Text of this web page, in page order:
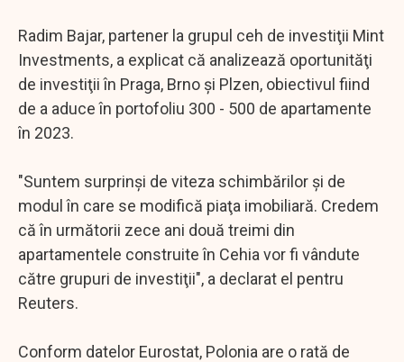
Radim Bajar, partener la grupul ceh de investiţii Mint
Investments, a explicat că analizează oportunităţi
de investiţii în Praga, Brno şi Plzen, obiectivul fiind
de a aduce în portofoliu 300 - 500 de apartamente
în 2023.
"Suntem surprinşi de viteza schimbărilor şi de
modul în care se modifică piaţa imobiliară. Credem
că în următorii zece ani două treimi din
apartamentele construite în Cehia vor fi vândute
către grupuri de investiţii", a declarat el pentru
Reuters.
Conform datelor Eurostat, Polonia are o rată de